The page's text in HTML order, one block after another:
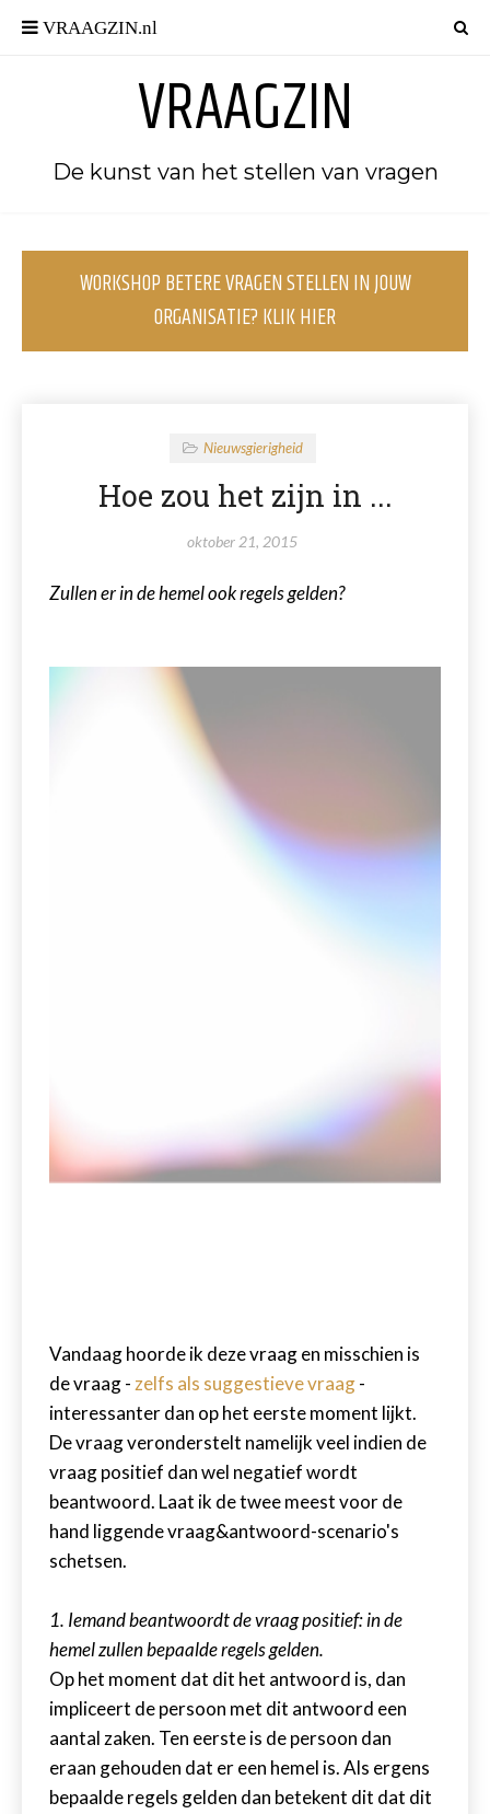
VRAAGZIN
De kunst van het stellen van vragen
WORKSHOP BETERE VRAGEN STELLEN IN JOUW
ORGANISATIE? KLIK HIER
Nieuwsgierigheid
Hoe zou het zijn in ...
oktober 21, 2015
Zullen er in de hemel ook regels gelden?
Vandaag hoorde ik deze vraag en misschien is
de vraag - zelfs als suggestieve vraag-
interessanter dan op het eerste moment lijkt.
De vraag veronderstelt namelijk veel indien de
vraag positief dan wel negatief wordt
beantwoord. Laat ik de twee meest voor de
hand liggende vraag&antwoord-scenario's
schetsen.
1. Iemand beantwoordt de vraag positief: in de
hemel zullen bepaalde regels gelden.
Op het moment dat dit het antwoord is, dan
impliceert de persoon met dit antwoord een
aantal zaken. Ten eerste is de persoon dan
eraan gehouden dat er een hemel is. Als ergens
bepaalde regels gelden dan betekent dit dat dit